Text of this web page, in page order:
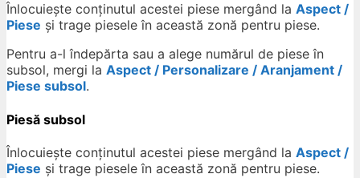
Înlocuiește conținutul acestei piese mergând la Aspect /
Piese și trage piesele în această zonă pentru piese.
Pentru a-l îndepărta sau a alege numărul de piese în
subsol, mergi la Aspect / Personalizare / Aranjament /
Piese subsol.
Piesă subsol
Înlocuiește conținutul acestei piese mergând la Aspect /
Piese și trage piesele în această zonă pentru piese.